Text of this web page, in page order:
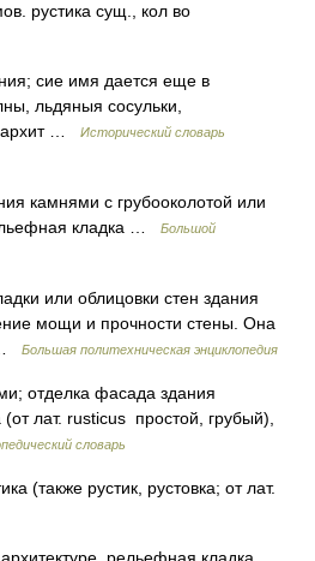
рустика сущ., кол во
сие имя дается еще в
льдяныя сосульки,
архит …
Исторический словарь
камнями с грубооколотой или
кладка …
Большой
или облицовки стен здания
мощи и прочности стены. Она
Большая политехническая энциклопедия
отделка фасада здания
лат. rusticus простой, грубый),
словарь
(также рустик, рустовка; от лат.